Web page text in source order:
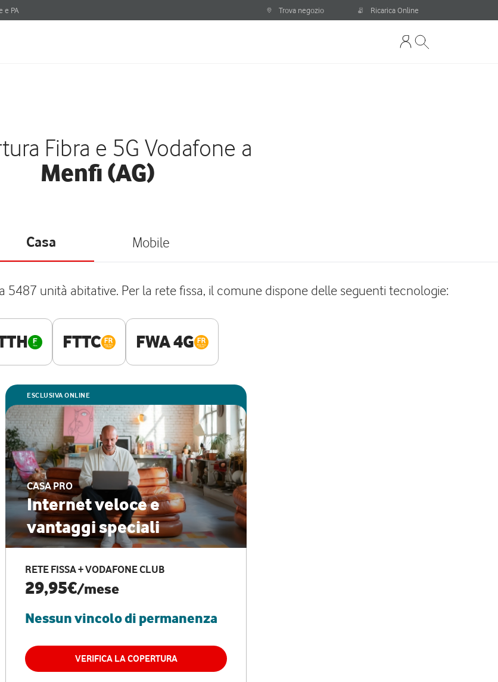
e PA Trova negozio Ricarica Online
Fibra e 5G Vodafone a
Menfi (AG)
Casa Mobile
unità abitative. Per la rete fissa, il comune dispone delle seguenti tecnologie:
FTTC FWA 4G
ESCLUSIVA ONLINE
CASA PRO
Internet veloce e
vantaggi speciali
RETE FISSA + VODAFONE CLUB
29,95€/mese
Nessun vincolo di permanenza
VERIFICA LA COPERTURA